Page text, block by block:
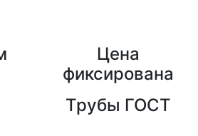
Цена
фиксирована
Трубы ГОСТ